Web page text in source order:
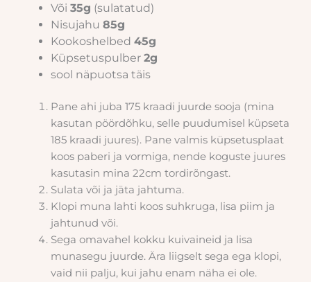
Või35g (sulatatud)
Nisujahu85g
Kookoshelbed45g
Küpsetuspulber2g
sool näpuotsa täis
Pane ahi juba 175 kraadi juurde sooja (mina
kasutan pöördõhku, selle puudumisel küpseta
185 kraadi juures). Pane valmis küpsetusplaat
koos paberi ja vormiga, nende koguste juures
kasutasin mina 22cm tordirõngast.
Sulata või ja jäta jahtuma.
Klopi muna lahti koos suhkruga, lisa piim ja
jahtunud või.
Sega omavahel kokku kuivaineid ja lisa
munasegu juurde. Ära liigselt sega ega klopi,
vaid nii palju, kui jahu enam näha ei ole.